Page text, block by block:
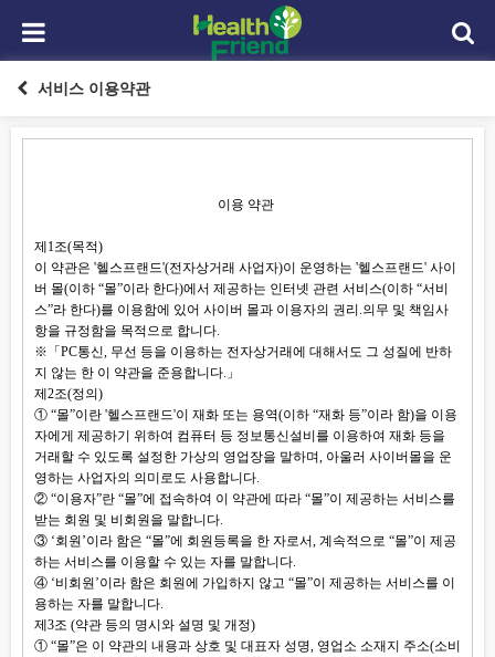
서비스 이용약관
이용 약관
제1조(목적)
이 약관은 '헬스프랜드'(전자상거래 사업자)이 운영하는 '헬스프랜드' 사이
버 몰(이하 “몰”이라 한다)에서 제공하는 인터넷 관련 서비스(이하 “서비
스”라 한다)를 이용함에 있어 사이버 몰과 이용자의 권리.의무 및 책임사
항을 규정함을 목적으로 합니다.
※「PC통신, 무선 등을 이용하는 전자상거래에 대해서도 그 성질에 반하
지 않는 한 이 약관을 준용합니다.」
제2조(정의)
① “몰”이란 '헬스프랜드'이 재화 또는 용역(이하 “재화 등”이라 함)을 이용
자에게 제공하기 위하여 컴퓨터 등 정보통신설비를 이용하여 재화 등을
거래할 수 있도록 설정한 가상의 영업장을 말하며, 아울러 사이버몰을 운
영하는 사업자의 의미로도 사용합니다.
② “이용자”란 “몰”에 접속하여 이 약관에 따라 “몰”이 제공하는 서비스를
받는 회원 및 비회원을 말합니다.
③ ‘회원’이라 함은 “몰”에 회원등록을 한 자로서, 계속적으로 “몰”이 제공
하는 서비스를 이용할 수 있는 자를 말합니다.
④ ‘비회원’이라 함은 회원에 가입하지 않고 “몰”이 제공하는 서비스를 이
용하는 자를 말합니다.
제3조 (약관 등의 명시와 설명 및 개정)
① “몰”은 이 약관의 내용과 상호 및 대표자 성명, 영업소 소재지 주소(소비